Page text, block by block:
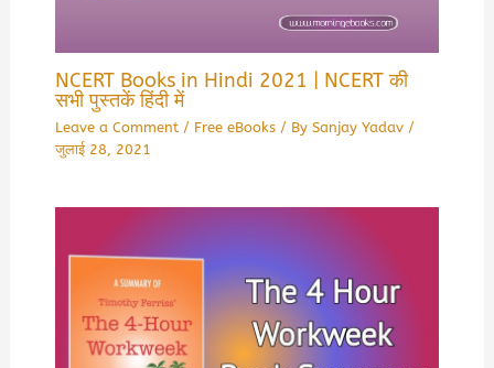
NCERT Books in Hindi 2021 | NCERT की
सभी पुस्तकें हिंदी में
Leave a Comment / Free eBooks/ By Sanjay Yadav /
जुलाई 28, 2021